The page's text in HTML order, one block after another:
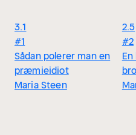
3.1
#1
Sådan polerer man en
præmieidiot
Maria Steen
2.5
#2